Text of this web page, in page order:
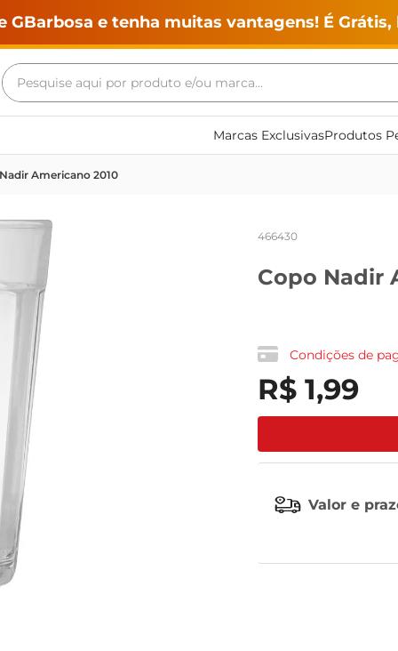
GBarbosa e tenha muitas vantagens! É
Pesquise aqui por produto e/ou marca...
Marcas ExclusivasProdutos
Americano 2010
466430
Copo Nadir
Condições de
R$ 1,99
Valor e
Termos mais buscados
maquina lavar
café
cerveja
frango
leite